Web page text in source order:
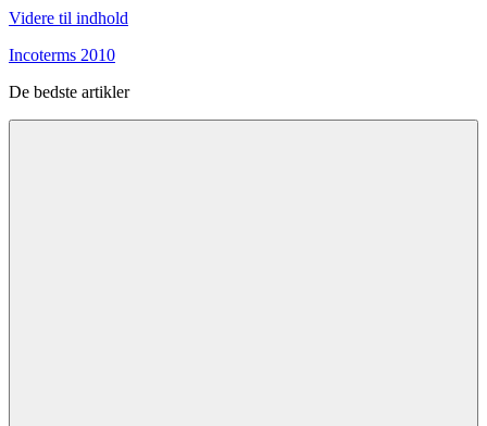
Videre til indhold
Incoterms 2010
De bedste artikler